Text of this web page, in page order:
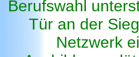
Berufswahl
Tür an der
Netzwerk